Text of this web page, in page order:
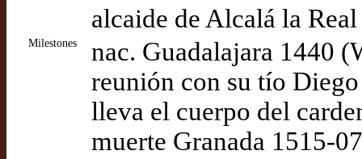
alcaide de Alcalá la
Milestones
nac. Guadalajara 1440
reunión con su tío
lleva el cuerpo del
muerte Granada 1515-